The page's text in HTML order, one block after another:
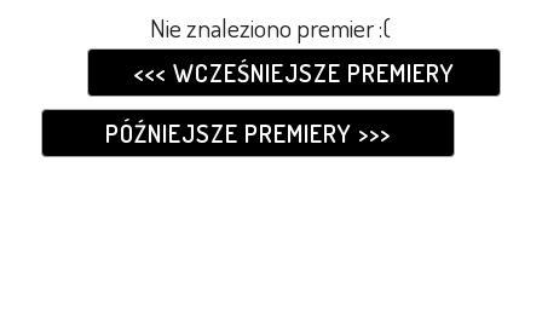
Nie znaleziono premier :(
<<< WCZEŚNIEJSZE PREMIERY
PÓŹNIEJSZE PREMIERY >>>